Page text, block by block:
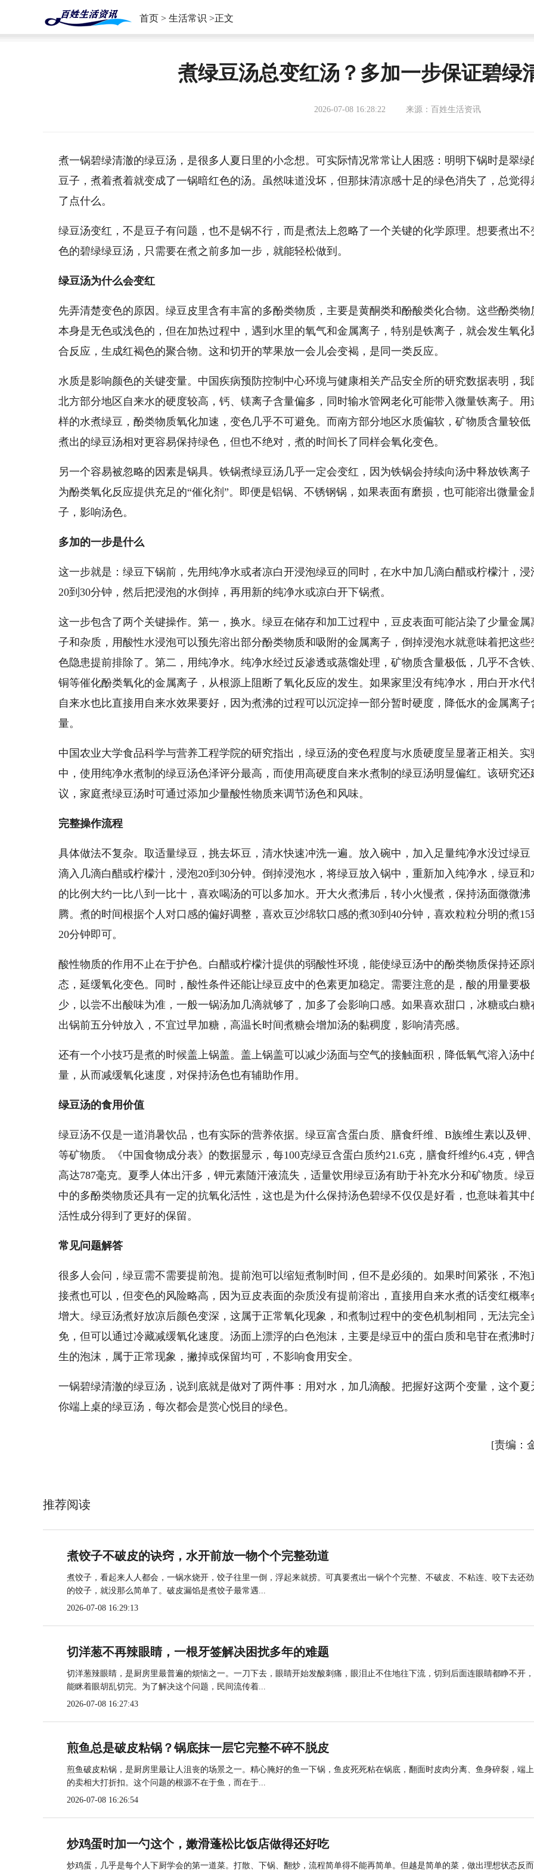
首页 > 生活常识 >正文
煮绿豆汤总变红汤？多加一步保证碧绿
2026-07-08 16:28:22 来源：百姓生活资讯
煮一锅碧绿清澈的绿豆汤，是很多人夏日里的小念想。可实际情况常常让人困惑：明明下锅时是翠绿
豆子，煮着煮着就变成了一锅暗红色的汤。虽然味道没坏，但那抹清凉感十足的绿色消失了，总觉得
了点什么。
绿豆汤变红，不是豆子有问题，也不是锅不行，而是煮法上忽略了一个关键的化学原理。想要煮出不
色的碧绿绿豆汤，只需要在煮之前多加一步，就能轻松做到。
绿豆汤为什么会变红
先弄清楚变色的原因。绿豆皮里含有丰富的多酚类物质，主要是黄酮类和酚酸类化合物。这些酚类物
本身是无色或浅色的，但在加热过程中，遇到水里的氧气和金属离子，特别是铁离子，就会发生氧化
合反应，生成红褐色的聚合物。这和切开的苹果放一会儿会变褐，是同一类反应。
水质是影响颜色的关键变量。中国疾病预防控制中心环境与健康相关产品安全所的研究数据表明，我
北方部分地区自来水的硬度较高，钙、镁离子含量偏多，同时输水管网老化可能带入微量铁离子。用
样的水煮绿豆，酚类物质氧化加速，变色几乎不可避免。而南方部分地区水质偏软，矿物质含量较低
煮出的绿豆汤相对更容易保持绿色，但也不绝对，煮的时间长了同样会氧化变色。
另一个容易被忽略的因素是锅具。铁锅煮绿豆汤几乎一定会变红，因为铁锅会持续向汤中释放铁离子
为酚类氧化反应提供充足的“催化剂”。即便是铝锅、不锈钢锅，如果表面有磨损，也可能溶出微量金
子，影响汤色。
多加的一步是什么
这一步就是：绿豆下锅前，先用纯净水或者凉白开浸泡绿豆的同时，在水中加几滴白醋或柠檬汁，浸
20到30分钟，然后把浸泡的水倒掉，再用新的纯净水或凉白开下锅煮。
这一步包含了两个关键操作。第一，换水。绿豆在储存和加工过程中，豆皮表面可能沾染了少量金属
子和杂质，用酸性水浸泡可以预先溶出部分酚类物质和吸附的金属离子，倒掉浸泡水就意味着把这些
色隐患提前排除了。第二，用纯净水。纯净水经过反渗透或蒸馏处理，矿物质含量极低，几乎不含铁
铜等催化酚类氧化的金属离子，从根源上阻断了氧化反应的发生。如果家里没有纯净水，用白开水代
自来水也比直接用自来水效果要好，因为煮沸的过程可以沉淀掉一部分暂时硬度，降低水的金属离子
量。
中国农业大学食品科学与营养工程学院的研究指出，绿豆汤的变色程度与水质硬度呈显著正相关。实
中，使用纯净水煮制的绿豆汤色泽评分最高，而使用高硬度自来水煮制的绿豆汤明显偏红。该研究还
议，家庭煮绿豆汤时可通过添加少量酸性物质来调节汤色和风味。
完整操作流程
具体做法不复杂。取适量绿豆，挑去坏豆，清水快速冲洗一遍。放入碗中，加入足量纯净水没过绿豆
滴入几滴白醋或柠檬汁，浸泡20到30分钟。倒掉浸泡水，将绿豆放入锅中，重新加入纯净水，绿豆和
的比例大约一比八到一比十，喜欢喝汤的可以多加水。开大火煮沸后，转小火慢煮，保持汤面微微沸
腾。煮的时间根据个人对口感的偏好调整，喜欢豆沙绵软口感的煮30到40分钟，喜欢粒粒分明的煮15
20分钟即可。
酸性物质的作用不止在于护色。白醋或柠檬汁提供的弱酸性环境，能使绿豆汤中的酚类物质保持还原
态，延缓氧化变色。同时，酸性条件还能让绿豆皮中的色素更加稳定。需要注意的是，酸的用量要极
少，以尝不出酸味为准，一般一锅汤加几滴就够了，加多了会影响口感。如果喜欢甜口，冰糖或白糖
出锅前五分钟放入，不宜过早加糖，高温长时间煮糖会增加汤的黏稠度，影响清亮感。
还有一个小技巧是煮的时候盖上锅盖。盖上锅盖可以减少汤面与空气的接触面积，降低氧气溶入汤中
量，从而减缓氧化速度，对保持汤色也有辅助作用。
绿豆汤的食用价值
绿豆汤不仅是一道消暑饮品，也有实际的营养依据。绿豆富含蛋白质、膳食纤维、B族维生素以及钾
等矿物质。《中国食物成分表》的数据显示，每100克绿豆含蛋白质约21.6克，膳食纤维约6.4克，钾
高达787毫克。夏季人体出汗多，钾元素随汗液流失，适量饮用绿豆汤有助于补充水分和矿物质。绿
中的多酚类物质还具有一定的抗氧化活性，这也是为什么保持汤色碧绿不仅仅是好看，也意味着其中
活性成分得到了更好的保留。
常见问题解答
很多人会问，绿豆需不需要提前泡。提前泡可以缩短煮制时间，但不是必须的。如果时间紧张，不泡
接煮也可以，但变色的风险略高，因为豆皮表面的杂质没有提前溶出，直接用自来水煮的话变红概率
增大。绿豆汤煮好放凉后颜色变深，这属于正常氧化现象，和煮制过程中的变色机制相同，无法完全
免，但可以通过冷藏减缓氧化速度。汤面上漂浮的白色泡沫，主要是绿豆中的蛋白质和皂苷在煮沸时
生的泡沫，属于正常现象，撇掉或保留均可，不影响食用安全。
一锅碧绿清澈的绿豆汤，说到底就是做对了两件事：用对水，加几滴酸。把握好这两个变量，这个夏
你端上桌的绿豆汤，每次都会是赏心悦目的绿色。
[责编：
推荐阅读
煮饺子不破皮的诀窍，水开前放一物个个完整劲道
煮饺子，看起来人人都会，一锅水烧开，饺子往里一倒，浮起来就捞。可真要煮出一锅个个完整、不破皮、不粘连、咬下去还
的饺子，就没那么简单了。破皮漏馅是煮饺子最常遇...
2026-07-08 16:29:13
切洋葱不再辣眼睛，一根牙签解决困扰多年的难题
切洋葱辣眼睛，是厨房里最普遍的烦恼之一。一刀下去，眼睛开始发酸刺痛，眼泪止不住地往下流，切到后面连眼睛都睁不开
能眯着眼胡乱切完。为了解决这个问题，民间流传着...
2026-07-08 16:27:43
煎鱼总是破皮粘锅？锅底抹一层它完整不碎不脱皮
煎鱼破皮粘锅，是厨房里最让人沮丧的场景之一。精心腌好的鱼一下锅，鱼皮死死粘在锅底，翻面时皮肉分离、鱼身碎裂，端
的卖相大打折扣。这个问题的根源不在于鱼，而在于...
2026-07-08 16:26:54
炒鸡蛋时加一勺这个，嫩滑蓬松比饭店做得还好吃
炒鸡蛋，几乎是每个人下厨学会的第一道菜。打散、下锅、翻炒，流程简单得不能再简单。但越是简单的菜，做出理想状态反